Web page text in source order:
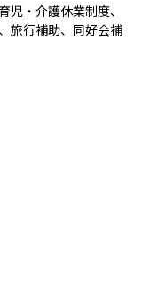
・介護休業制度、
旅行補助、同好会補